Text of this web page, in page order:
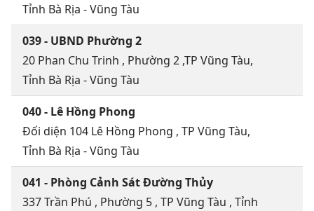
Tỉnh Bà Rịa - Vũng Tàu
039 - UBND Phường 2
20 Phan Chu Trinh , Phường 2 ,TP Vũng Tàu,
Tỉnh Bà Rịa - Vũng Tàu
040 - Lê Hồng Phong
Đối diện 104 Lê Hồng Phong , TP Vũng Tàu,
Tỉnh Bà Rịa - Vũng Tàu
041 - Phòng Cảnh Sát Đường Thủy
337 Trần Phú , Phường 5 , TP Vũng Tàu , Tỉnh